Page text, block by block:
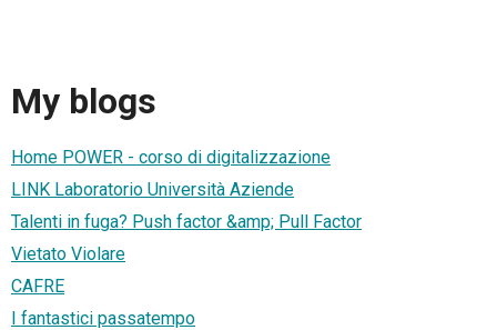
My blogs
Home POWER - corso di digitalizzazione
LINK Laboratorio Università Aziende
Talenti in fuga? Push factor &amp; Pull Factor
Vietato Violare
CAFRE
I fantastici passatempo